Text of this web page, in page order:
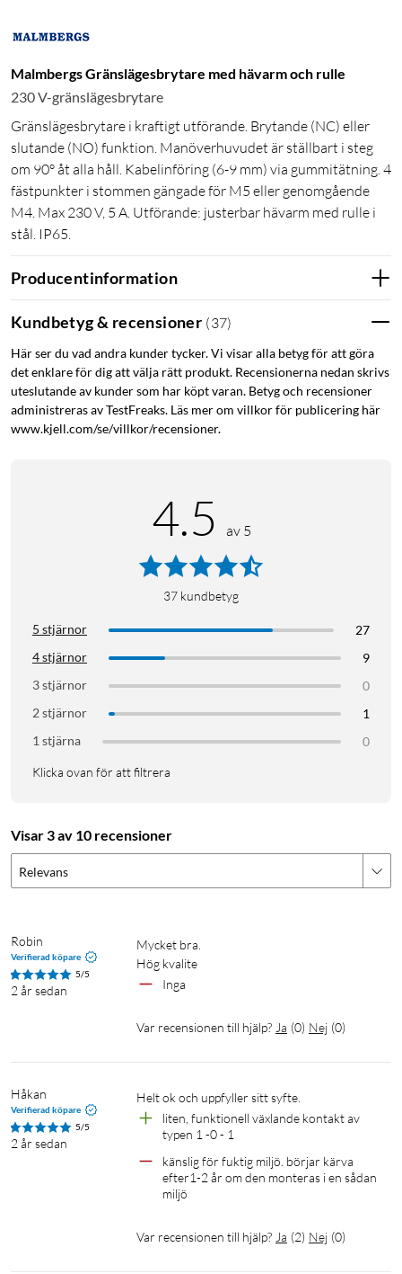
Malmbergs Gränslägesbrytare med hävarm och rulle
230 V-gränslägesbrytare
Gränslägesbrytare i kraftigt utförande. Brytande (NC) eller
slutande (NO) funktion. Manöverhuvudet är ställbart i steg
om 90° åt alla håll. Kabelinföring (6-9 mm) via gummitätning. 4
fästpunkter i stommen gängade för M5 eller genomgående
M4. Max 230 V, 5 A. Utförande: justerbar hävarm med rulle i
stål. IP65.
Producentinformation
Kundbetyg & recensioner (37)
Här ser du vad andra kunder tycker. Vi visar alla betyg för att göra
det enklare för dig att välja rätt produkt. Recensionerna nedan skrivs
uteslutande av kunder som har köpt varan. Betyg och recensioner
administreras av TestFreaks. Läs mer om villkor för publicering här
www.kjell.com/se/villkor/recensioner.
4.5 av 5
37 kundbetyg
5 stjärnor
27
4 stjärnor
9
3 stjärnor
0
2 stjärnor
1
1 stjärna
0
Klicka ovan för att filtrera
Visar 3 av 10 recensioner
Relevans
Robin
Verifierad köpare
5/5
2 år sedan
Mycket bra.
Inga
Var recensionen till hjälp? Ja (0) Nej (0)
Håkan
Verifierad köpare
5/5
2 år sedan
Helt ok och uppfyller sitt syfte.
liten, funktionell växlande kontakt av
typen 1 -0 - 1
känslig för fuktig miljö. börjar kärva
efter1-2 år om den monteras i en sådan
miljö
Var recensionen till hjälp? Ja (2) Nej (0)